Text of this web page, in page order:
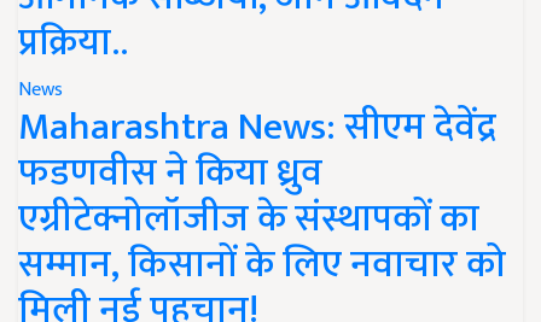
प्रक्रिया..
News
Maharashtra News: सीएम देवेंद्र
फडणवीस ने किया ध्रुव
एग्रीटेक्नोलॉजीज के संस्थापकों का
सम्मान, किसानों के लिए नवाचार को